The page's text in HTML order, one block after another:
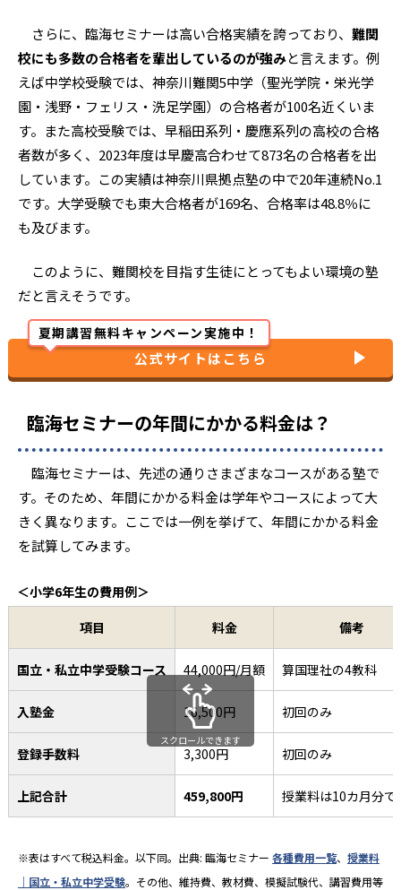
さらに、臨海セミナーは高い合格実績を誇っており、 難関
校にも多数の合格者を輩出しているのが強みと言えます。例
えば中学校受験では、神奈川難関5中学（聖光学院・栄光学
園・浅野・フェリス・洗足学園）の合格者が100名近くいま
す。また高校受験では、早稲田系列・慶應系列の高校の合格
者数が多く、2023年度は早慶高合わせて873名の合格者を出
しています。この実績は神奈川県拠点塾の中で20年連続No.1
です。大学受験でも東大合格者が169名、合格率は48.8％に
も及びます。
このように、難関校を目指す生徒にとってもよい環境の塾
だと言えそうです。
夏期講習無料キャンペーン実施中！
公式サイトはこちら
臨海セミナーの年間にかかる料金は？
臨海セミナーは、先述の通りさまざまなコースがある塾で
す。そのため、年間にかかる料金は学年やコースによって大
きく異なります。ここでは一例を挙げて、年間にかかる料金
を試算してみます。
＜小学6年生の費用例＞
項目
料金 備考
国立・私立中学受験コース 44,000円/月額 算国理社の4教科
入塾金 16,500円 初回のみ
登録手数料 3,300円 初回のみ
上記合計 459,800円 授業料は10カ月分で
スクロールできます
※表はすべて税込料金。以下同。出典: 臨海セミナー 各種費用一覧、 授業料
｜国立・私立中学受験。その他、維持費、教材費、模擬試験代、講習費用等